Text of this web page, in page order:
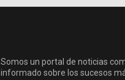
Somos un portal de noticias
informado sobre los sucesos